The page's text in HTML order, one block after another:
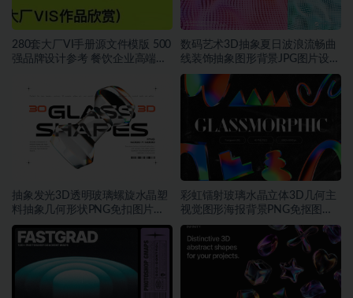
280套大厂VI手册源文件模版 500
强品牌设计参考 餐饮企业高端矢
数码艺术3D抽象夏日波浪流畅曲
线装饰抽象图形背景JPG图片设计
素材
抽象发光3D透明玻璃螺旋水晶塑
料抽象几何形状PNG免扣图片设
计素材
彩虹镭射玻璃水晶立体3D几何主
视觉图形海报背景PNG免抠图片
素材